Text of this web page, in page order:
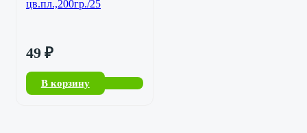
цв.пл.,200гр./25
49 ₽
В корзину